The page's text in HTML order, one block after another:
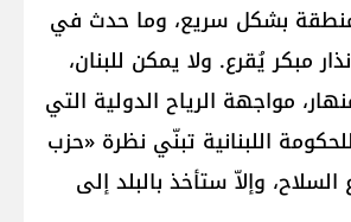
بشكل سريع، وما حدث في
مبكر يُقرع. ولا يمكن للبنان،
مواجهة الرياح الدولية التي
اللبنانية تبنّي نظرة «حزب
وإلاّ ستأخذ بالبلد إلى